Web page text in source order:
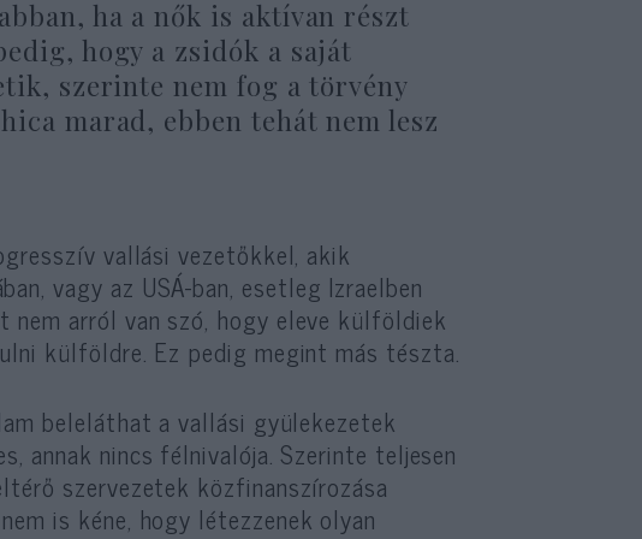
ha a nők is aktívan részt
hogy a zsidók a saját
szerinte nem fog a törvény
marad, ebben tehát nem lesz
vallási vezetőkkel, akik
vagy az USÁ-ban, esetleg Izraelben
arról van szó, hogy eleve külföldiek
külföldre. Ez pedig megint más tészta.
beleláthat a vallási gyülekezetek
annak nincs félnivalója. Szerinte teljesen
szervezetek közfinanszírozása
is kéne, hogy létezzenek olyan